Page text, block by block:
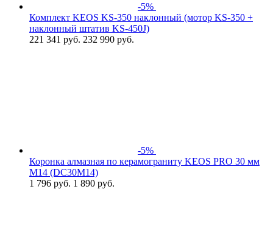
-5%
Комплект KEOS KS-350 наклонный (мотор KS-350 +
наклонный штатив KS-450J)
221 341 руб. 232 990 руб.
-5%
Коронка алмазная по керамограниту KEOS PRO 30 мм
M14 (DC30M14)
1 796 руб. 1 890 руб.